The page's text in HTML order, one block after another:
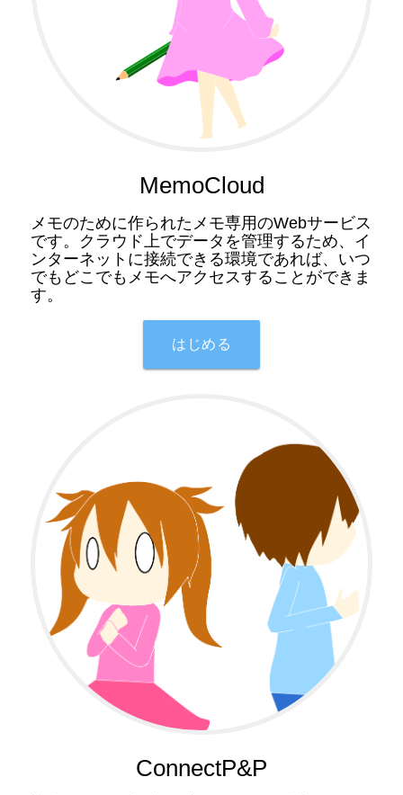
MemoCloud
メモのために作られたメモ専用のWebサービス
です。クラウド上でデータを管理するため、イ
ンターネットに接続できる環境であれば、いつ
でもどこでもメモへアクセスすることができま
す。
はじめる
ConnectP&P